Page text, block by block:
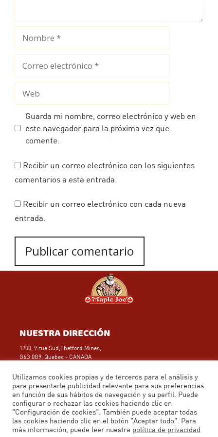
electrónico
Guarda mi nombre, correo electrónico y web en
este navegador para la próxima vez que
comente.
Recibir un correo electrónico con los siguientes
comentarios a esta entrada.
Recibir un correo electrónico con cada nueva
entrada.
NUESTRA DIRECCIÓN
1200, 9 rue Sud,Thetford Mines,
G6G 0G9, Quebec - CANADA
Aviso legal
CONTACTA CON NOSOTROS
Calle Puerto de los Leones, 1
28220 Majadahonda, Madrid
Utilizamos cookies propias y de terceros para el análisis y
para presentarle publicidad relevante para sus preferencias
en función de sus hábitos de navegación y su perfil. Puede
configurar o rechazar las cookies haciendo clic en
"Configuración de cookies". También puede aceptar todas
las cookies haciendo clic en el botón "Aceptar todo". Para
más información, puede leer nuestra política de privacidad